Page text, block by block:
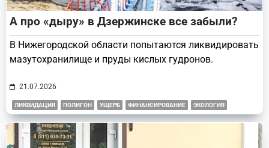
А про «дыру» в Дзержинске все забыли?
В Нижегородской области попытаются ликвидировать
мазутохранилище и пруды кислых гудронов.
21.07.2026
ЛИКВИДАЦИЯ ПОЛИГОН УЩЕРБ ФИНАНСИРОВАНИЕ ЭКОЛОГИЯ